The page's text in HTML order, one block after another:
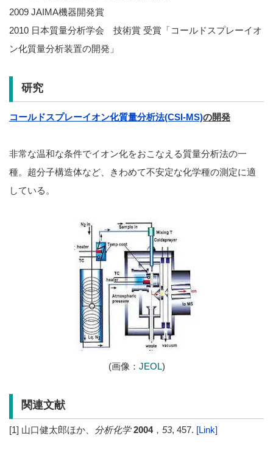
2009 JAIMA機器開発賞
2010 日本質量分析学会 技術賞 受賞「コールドスプレーイオ
ン化質量分析装置の開発」
研究
コールドスプレーイオン化質量分析法(CSI-MS)の開発
非常な温和な条件でイオン化をおこなえる質量分析法の一
種。超分子構造体など、きわめて不安定な化学種の測定に適
している。
(画像： JEOL)
関連文献
[1] 山口健太郎ほか、 分析化学 2004， 53, 457. [Link]